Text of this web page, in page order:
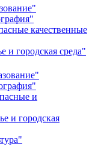
качественные
и городская среда"
и
и городская